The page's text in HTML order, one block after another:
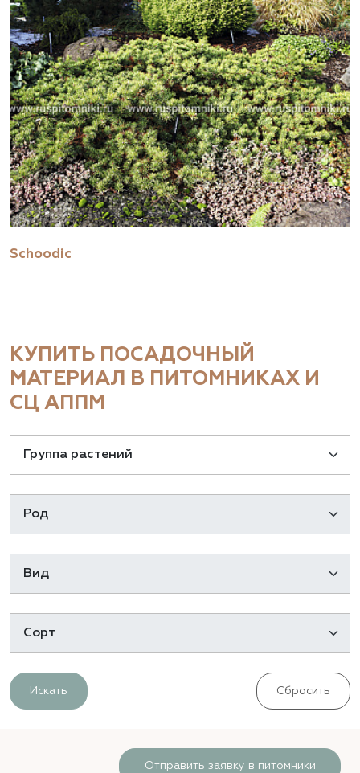
Sсhoodic
КУПИТЬ ПОСАДОЧНЫЙ
МАТЕРИАЛ В ПИТОМНИКАХ И
СЦ АППМ
Искать Сбросить
Отправить заявку в питомники